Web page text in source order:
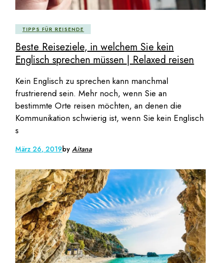
TIPPS FÜR REISENDE
Beste Reiseziele, in welchem Sie kein
Englisch sprechen müssen | Relaxed reisen
Kein Englisch zu sprechen kann manchmal
frustrierend sein. Mehr noch, wenn Sie an
bestimmte Orte reisen möchten, an denen die
Kommunikation schwierig ist, wenn Sie kein Englisch
s
März 26, 2019byAitana